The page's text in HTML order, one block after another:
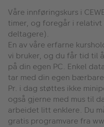
Våre innføringskurs i
timer, og foregår i relativt
deltagere).
En av våre erfarne
vi bruker, og du får tid til
på din egen PC. Enkel
tar med din egen
Pr. i dag støttes ikke
også gjerne med mus til
arbeidet litt enklere. Du
gratis programvare fra